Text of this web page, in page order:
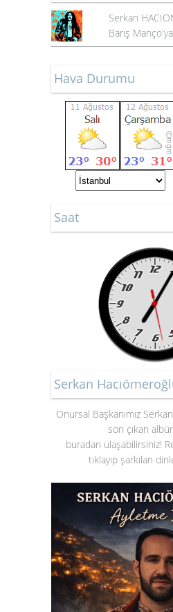
Serkan
Barış
Hava Durumu
Saat
Serkan
Onursal Başkanımız
son çıkan
buradan ulaşabilirsiniz!
tıklayıp şarkıları